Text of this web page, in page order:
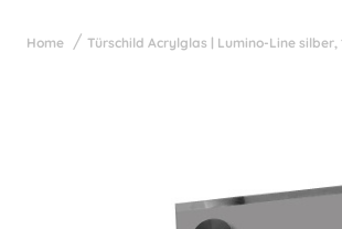
Home Türschild Acrylglas | Lumino-Line silber,